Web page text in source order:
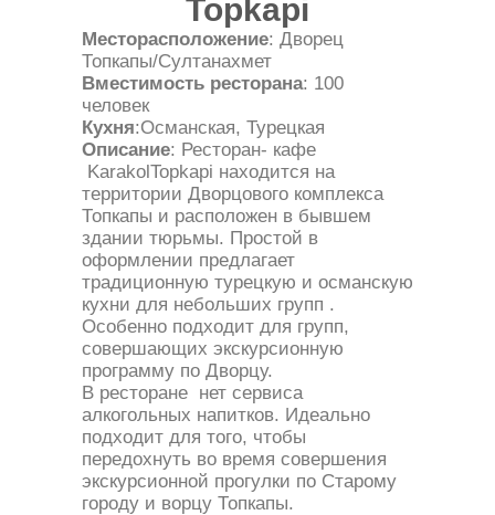
Topkapi
Месторасположение: Дворец
Топкапы/Султанахмет
Вместимость ресторана: 100
человек
Кухня:Османская, Турецкая
Описание: Ресторан- кафе
KarakolTopkapi находится на
территории Дворцового комплекса
Топкапы и расположен в бывшем
здании тюрьмы. Простой в
оформлении предлагает
традиционную турецкую и османскую
кухни для небольших групп .
Особенно подходит для групп,
совершающих экскурсионную
программу по Дворцу.
В ресторане нет сервиса
алкогольных напитков. Идеально
подходит для того, чтобы
передохнуть во время совершения
экскурсионной прогулки по Старому
городу и ворцу Топкапы.